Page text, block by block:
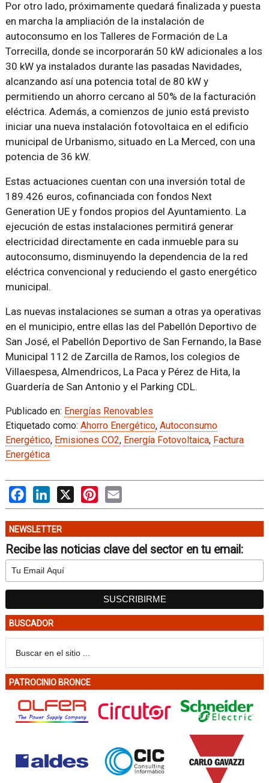
Por otro lado, próximamente quedará finalizada y puesta
en marcha la ampliación de la instalación de
autoconsumo en los Talleres de Formación de La
Torrecilla, donde se incorporarán 50 kW adicionales a los
30 kW ya instalados durante las pasadas Navidades,
alcanzando así una potencia total de 80 kW y
permitiendo un ahorro cercano al 50% de la facturación
eléctrica. Además, a comienzos de junio está previsto
iniciar una nueva instalación fotovoltaica en el edificio
municipal de Urbanismo, situado en La Merced, con una
potencia de 36 kW.
Estas actuaciones cuentan con una inversión total de
189.426 euros, cofinanciada con fondos Next
Generation UE y fondos propios del Ayuntamiento. La
ejecución de estas instalaciones permitirá generar
electricidad directamente en cada inmueble para su
autoconsumo, disminuyendo la dependencia de la red
eléctrica convencional y reduciendo el gasto energético
municipal.
Las nuevas instalaciones se suman a otras ya operativas
en el municipio, entre ellas las del Pabellón Deportivo de
San José, el Pabellón Deportivo de San Fernando, la Base
Municipal 112 de Zarcilla de Ramos, los colegios de
Villaespesa, Almendricos, La Paca y Pérez de Hita, la
Guardería de San Antonio y el Parking CDL.
Publicado en: Energías Renovables
Etiquetado como: Ahorro Energético, Autoconsumo
Energético, Emisiones CO2, Energía Fotovoltaica, Factura
Energética
FacebookLinkedIn
X PinterestEmail
NEWSLETTER
Recibe las noticias clave del sector en tu email:
BUSCADOR
PATROCINIO BRONCE